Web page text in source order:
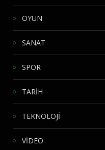
OYUN
SANAT
SPOR
TARİH
TEKNOLOJİ
VİDEO